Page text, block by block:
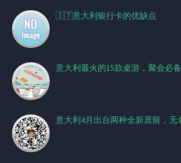
🇮🇹意大利银行卡的优缺点
意大利最火的15款桌游，聚会必
意大利4月出台两种全新居留，无